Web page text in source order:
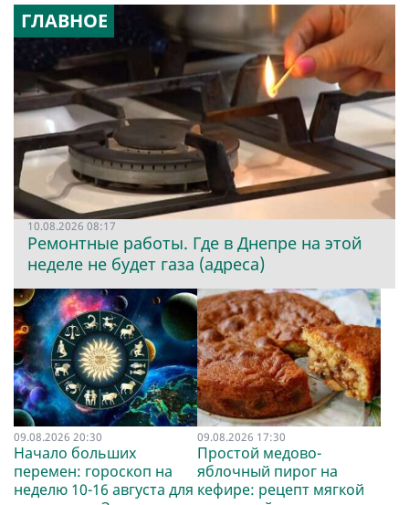
ГЛАВНОЕ
10.08.2026 08:17
Ремонтные работы. Где в Днепре на этой
неделе не будет газа (адреса)
09.08.2026 20:30
Начало больших
перемен: гороскоп на
неделю 10-16 августа для
09.08.2026 17:30
Простой медово-
яблочный пирог на
кефире: рецепт мягкой